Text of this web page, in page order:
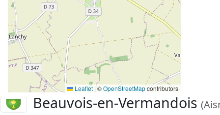
Leaflet | ©OpenStreetMapcontributors
Beauvois-en-Vermandois